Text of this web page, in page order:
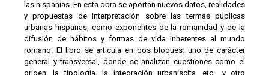
las hispanias. En esta obra se aportan nuevos datos, realidades
y propuestas de interpretación sobre las termas públicas
urbanas hispanas, como exponentes de la romanidad y de la
difusión de hábitos y formas de vida inherentes al mundo
romano. El libro se articula en dos bloques: uno de carácter
general y transversal, donde se analizan cuestiones como el
origen, la tipología, la integración urbaníscita, etc., y otro